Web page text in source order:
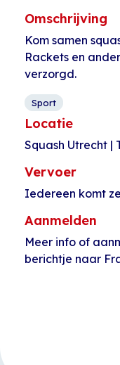
Omschrijving
Kom samen
Rackets en
verzorgd.
Sport
Locatie
Squash Utrecht |
Vervoer
Iedereen komt
Aanmelden
Meer info of
berichtje naar